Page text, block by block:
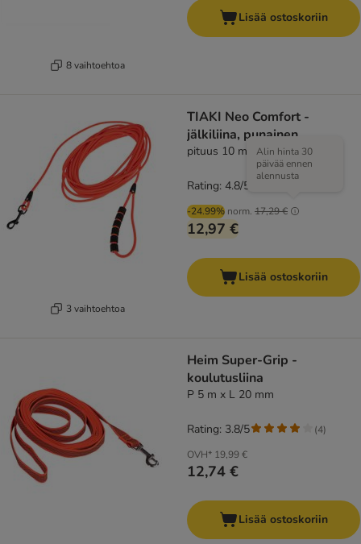
8 vaihtoehtoa
Lisää ostoskoriin
3 vaihtoehtoa
TIAKI Neo Comfort -
jälkiliina, punainen
pituus 10 m, leveys 6 mm
-24.99% norm. 17,29 €
Alin hinta 30
päivää ennen
alennusta
12,97 €
Rating: 4.8/5
Lisää ostoskoriin
Heim Super-Grip -
koulutusliina
P 5 m x L 20 mm
OVH* 19,99 €
12,74 €
Rating: 3.8/5 (4)
Lisää ostoskoriin